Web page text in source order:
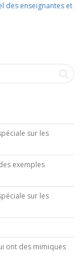
des enseignantes et
sur les
exemples
sur les
ont des mimiques